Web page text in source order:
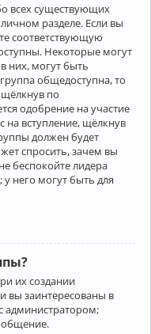
всех существующих
разделе. Если вы
соответствующую
Некоторые могут
них, могут быть
общедоступна, то
по
одобрение на участие
на вступление, щёлкнув
должен будет
спросить, зачем вы
беспокойте лидера
него могут быть для
их создании
вы заинтересованы в
администратором;